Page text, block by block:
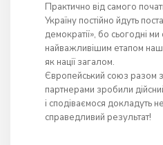
Практично від самого
Україну постійно йдуть
демократії», бо сьогодні
найважливішим етапом
як нації загалом.
Європейський союз разом
партнерами зробили
і сподіваємося докладуть
справедливий результат!